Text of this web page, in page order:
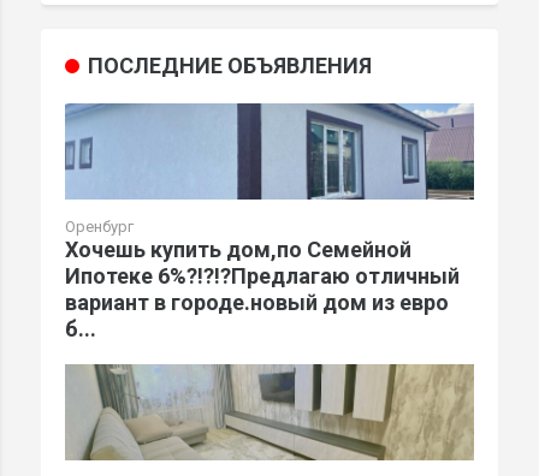
ПОСЛЕДНИЕ ОБЪЯВЛЕНИЯ
Оренбург
Хочешь купить дом,по Семейной
Ипотеке 6%?!?!?Предлагаю отличный
вариант в городе.новый дом из евро
б...